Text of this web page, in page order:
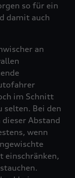
so für ein
damit auch
an
im Schnitt
selten. Bei den
Abstand
wenn
einschränken,